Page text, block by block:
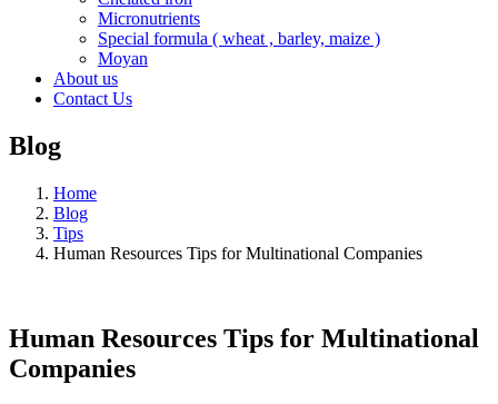
Micronutrients
Special formula ( wheat , barley, maize )
Moyan
About us
Contact Us
Blog
Home
Blog
Tips
Human Resources Tips for Multinational Companies
Human Resources Tips for Multinational
Companies